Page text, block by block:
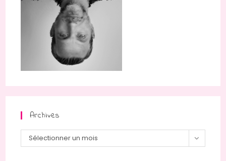
Archives
Archives
Sélectionner un mois